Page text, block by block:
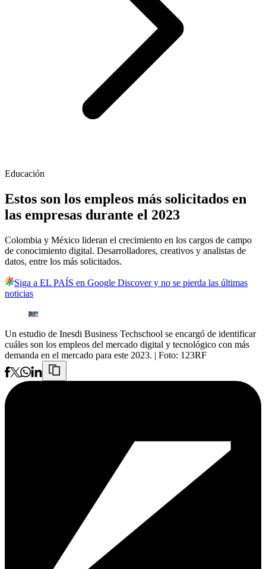
Educación
Estos son los empleos más solicitados en
las empresas durante el 2023
Colombia y México lideran el crecimiento en los cargos de campo
de conocimiento digital. Desarrolladores, creativos y analistas de
datos, entre los más solicitados.
Siga a EL PAÍS en Google Discover y no se pierda las últimas
noticias
Un estudio de Inesdi Business Techschool se encargó de identificar
cuáles son los empleos del mercado digital y tecnológico con más
demanda en el mercado para este 2023. | Foto: 123RF